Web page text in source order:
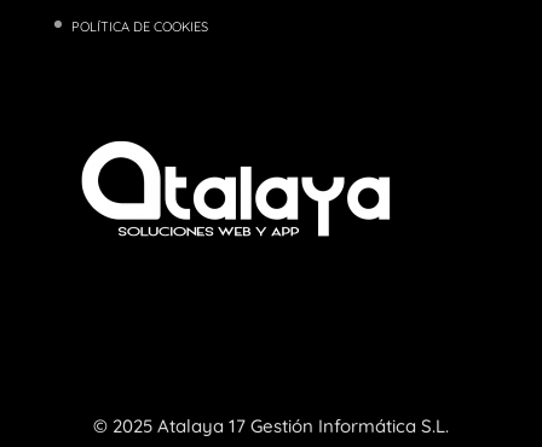
POLÍTICA DE COOKIES
© 2025 Atalaya 17 Gestión Informática S.L.